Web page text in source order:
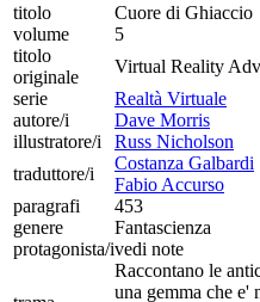
titolo
Cuore di Ghiaccio
volume
5
titolo
originale
Virtual Reality
serie
Realtà Virtuale
autore/i
Dave Morris
illustratore/i
Russ Nicholson
traduttore/i
Costanza Galbardi
Fabio Accurso
paragrafi
453
genere
Fantascienza
protagonista/ivedi note
Raccontano le
una gemma che e'